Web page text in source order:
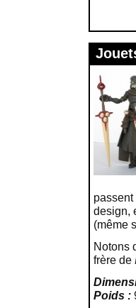
design,
(même
Notons
frère de
Poids :